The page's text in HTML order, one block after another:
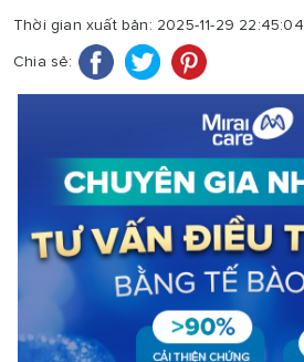
Thời gian xuất bản: 2025-11-29 22:45:04
Chia sẻ: